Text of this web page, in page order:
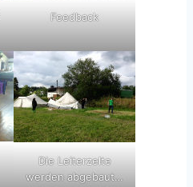
Feedback
Die Leiterzelte
werden abgebaut…